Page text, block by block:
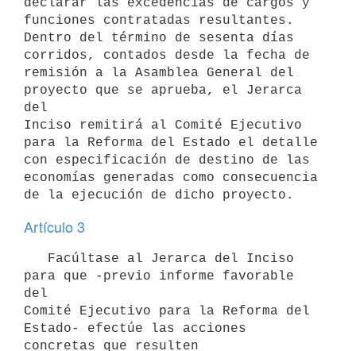
funciones contratadas resultantes.
Dentro del término de sesenta días
corridos, contados desde la fecha de
remisión a la Asamblea General del
proyecto que se aprueba, el Jerarca
del
Inciso remitirá al Comité Ejecutivo
para la Reforma del Estado el detalle
con especificación de destino de las
economías generadas como consecuencia
Artículo 3
para que -previo informe favorable
del
Comité Ejecutivo para la Reforma del
Estado- efectúe las acciones
concretas que resulten